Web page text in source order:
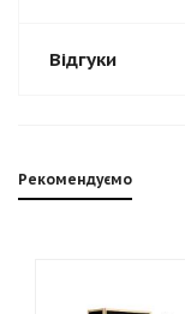
Відгуки
Рекомендуємо